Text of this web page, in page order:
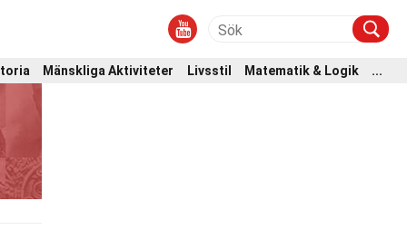
Mänskliga Aktiviteter Livsstil Matematik & Logik ...